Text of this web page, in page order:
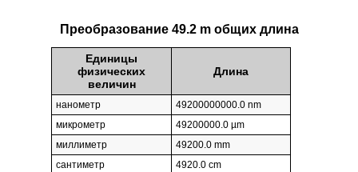
Преобразование 49.2 m общих длина
Единицы
физических
величин
Длина
нанометр
49200000000.0 nm
микрометр
49200000.0 µm
миллиметр
49200.0 mm
сантиметр
4920.0 cm